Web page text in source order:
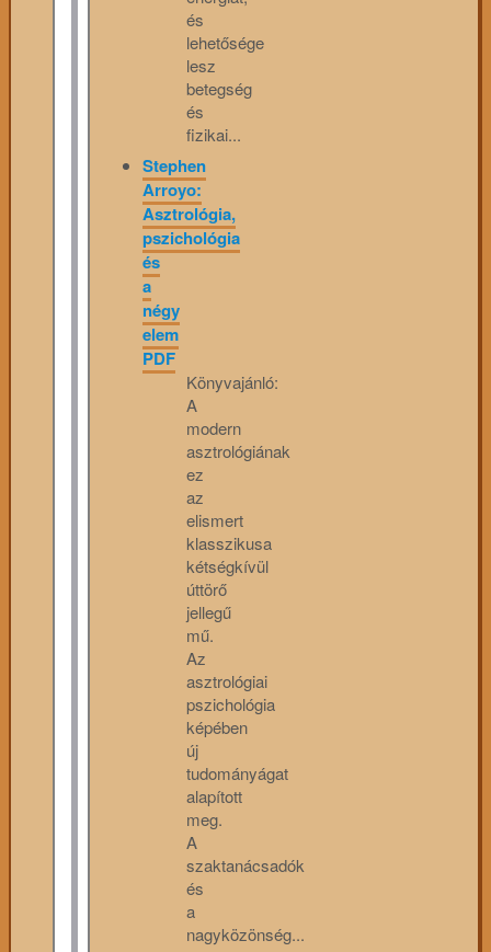
és
lehetősége
lesz
betegség
és
fizikai...
Stephen
Arroyo:
Asztrológia,
pszichológia
és
a
négy
elem
PDF
Könyvajánló:
A
modern
asztrológiának
ez
az
elismert
klasszikusa
kétségkívül
úttörő
jellegű
mű.
Az
asztrológiai
pszichológia
képében
új
tudományágat
alapított
meg.
A
szaktanácsadók
és
a
nagyközönség...